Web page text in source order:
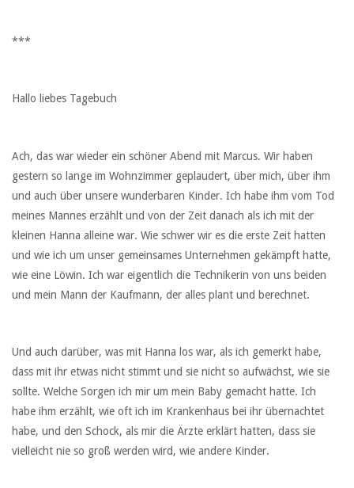
***
Hallo liebes Tagebuch
Ach, das war wieder ein schöner Abend mit Marcus. Wir haben
gestern so lange im Wohnzimmer geplaudert, über mich, über ihm
und auch über unsere wunderbaren Kinder. Ich habe ihm vom Tod
meines Mannes erzählt und von der Zeit danach als ich mit der
kleinen Hanna alleine war. Wie schwer wir es die erste Zeit hatten
und wie ich um unser gemeinsames Unternehmen gekämpft hatte,
wie eine Löwin. Ich war eigentlich die Technikerin von uns beiden
und mein Mann der Kaufmann, der alles plant und berechnet.
Und auch darüber, was mit Hanna los war, als ich gemerkt habe,
dass mit ihr etwas nicht stimmt und sie nicht so aufwächst, wie sie
sollte. Welche Sorgen ich mir um mein Baby gemacht hatte. Ich
habe ihm erzählt, wie oft ich im Krankenhaus bei ihr übernachtet
habe, und den Schock, als mir die Ärzte erklärt hatten, dass sie
vielleicht nie so groß werden wird, wie andere Kinder.